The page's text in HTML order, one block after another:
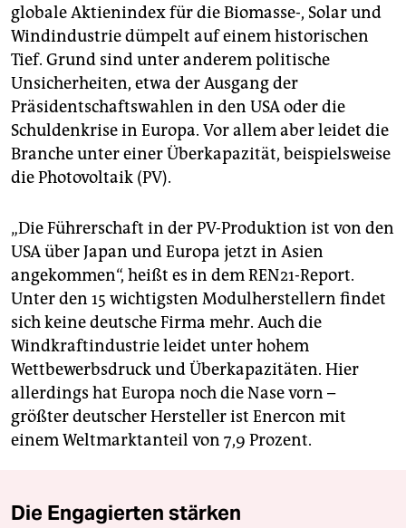
globale Aktienindex für die Biomasse-, Solar und
Windindustrie dümpelt auf einem historischen
Tief. Grund sind unter anderem politische
Unsicherheiten, etwa der Ausgang der
Präsidentschaftswahlen in den USA oder die
Schuldenkrise in Europa. Vor allem aber leidet die
Branche unter einer Überkapazität, beispielsweise
die Photovoltaik (PV).
„Die Führerschaft in der PV-Produktion ist von den
USA über Japan und Europa jetzt in Asien
angekommen“, heißt es in dem REN21-Report.
Unter den 15 wichtigsten Modulherstellern findet
sich keine deutsche Firma mehr. Auch die
Windkraftindustrie leidet unter hohem
Wettbewerbsdruck und Überkapazitäten. Hier
allerdings hat Europa noch die Nase vorn –
größter deutscher Hersteller ist Enercon mit
einem Weltmarktanteil von 7,9 Prozent.
Die Engagierten stärken